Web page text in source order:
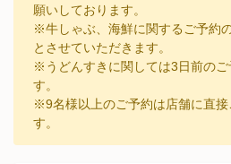
願いしております。
※牛しゃぶ、海鮮に関するご予約
とさせていただきます。
※うどんすきに関しては3日前のご
す。
※9名様以上のご予約は店舗に直接
す。